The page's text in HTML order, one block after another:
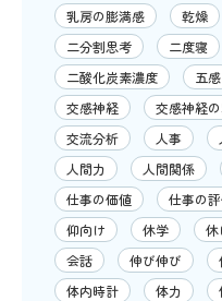
乳房の膨満感 乾燥
二分割思考
二度寝
二酸化炭素濃度
五感
交感神経
交感神経
交流分析
人事
人間力
人間関係
仕事の価値
仕事の
仰向け
休学 休
会話
伸び伸び
体内時計
体力